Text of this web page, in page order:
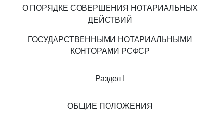
О ПОРЯДКЕ СОВЕРШЕНИЯ НОТАРИАЛЬНЫХ
ДЕЙСТВИЙ
ГОСУДАРСТВЕННЫМИ НОТАРИАЛЬНЫМИ
КОНТОРАМИ РСФСР
Раздел I
ОБЩИЕ ПОЛОЖЕНИЯ